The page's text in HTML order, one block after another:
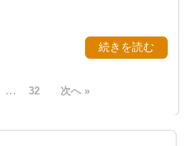
続きを読む
… 32 次へ »